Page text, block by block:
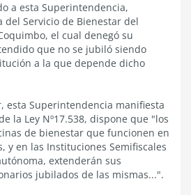
a esta Superintendencia,
del Servicio de Bienestar del
el cual denegó su
que no se jubiló siendo
a la que depende dicho
esta Superintendencia manifiesta
la Ley Nº17.538, dispone que "los
de bienestar que funcionen en
y en las Instituciones Semifiscales
extenderán sus
jubilados de las mismas...".